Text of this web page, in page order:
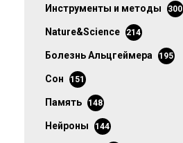
инструменты и методы 300
Nature&Science 214
болезнь Альцгеймера 195
сон 151
память 148
нейроны 144